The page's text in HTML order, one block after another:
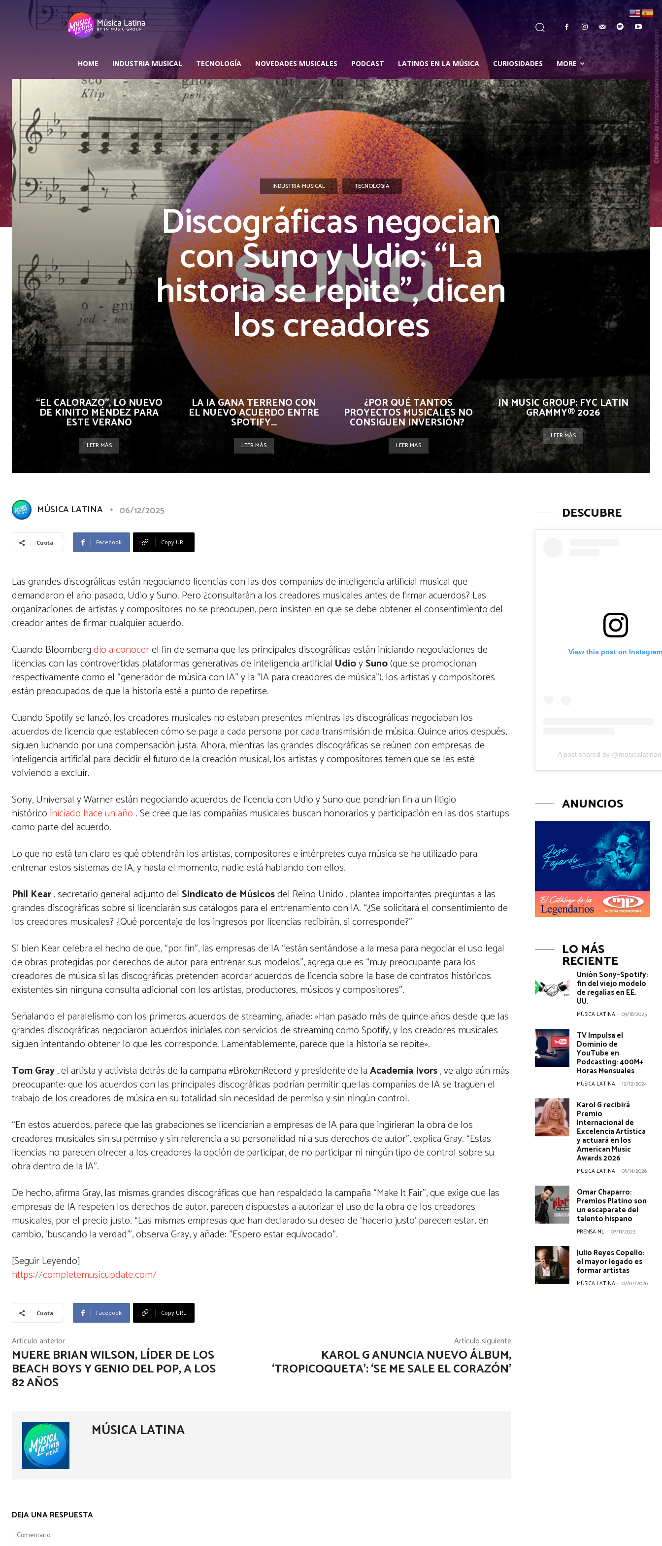
HOME INDUSTRIA MUSICAL TECNOLOGÍA NOVEDADES MUSICALES PODCAST LATINOS EN LA MÚSICA CURIOSIDADES MORE
INDUSTRIA MUSICAL TECNOLOGÍA
Discográficas negocian
con Suno y Udio: “La
historia se repite”, dicen
los creadores
“EL CALORAZO”, LO NUEVO
DE KINITO MÉNDEZ PARA
ESTE VERANO
LEER MÁS
LA IA GANA TERRENO CON
EL NUEVO ACUERDO ENTRE
SPOTIFY...
LEER MÁS
¿POR QUÉ TANTOS
PROYECTOS MUSICALES NO
CONSIGUEN INVERSIÓN?
LEER MÁS
JN MUSIC GROUP: FYC LATIN
GRAMMY® 2026
LEER MÁS
MÚSICA LATINA 06/12/2025
Cuota Facebook Copy URL
Las grandes discográficas están negociando licencias con las dos compañías de inteligencia artificial musical que
demandaron el año pasado, Udio y Suno. Pero ¿consultarán a los creadores musicales antes de firmar acuerdos? Las
organizaciones de artistas y compositores no se preocupen, pero insisten en que se debe obtener el consentimiento del
creador antes de firmar cualquier acuerdo.
Cuando Bloombergdio a conocerel fin de semana que las principales discográficas están iniciando negociaciones de
licencias con las controvertidas plataformas generativas de inteligencia artificial UdioySuno(que se promocionan
respectivamente como el “generador de música con IA” y la “IA para creadores de música”), los artistas y compositores
están preocupados de que la historia esté a punto de repetirse.
Cuando Spotify se lanzó, los creadores musicales no estaban presentes mientras las discográficas negociaban los
acuerdos de licencia que establecen cómo se paga a cada persona por cada transmisión de música. Quince años después,
siguen luchando por una compensación justa. Ahora, mientras las grandes discográficas se reúnen con empresas de
inteligencia artificial para decidir el futuro de la creación musical, los artistas y compositores temen que se les esté
volviendo a excluir.
Sony, Universal y Warner están negociandoacuerdos de licencia con Udio y Suno que pondrían fin a un litigio
histórico iniciado hace un año . Se cree que las compañías musicales buscan honorarios y participación en las dos startups
como parte del acuerdo.
Lo que no está tan claro es qué obtendrán los artistas, compositores e intérpretes cuya música se ha utilizado para
entrenar estos sistemas de IA, y hasta el momento, nadie está hablando con ellos.
Phil Kear, secretario general adjunto del Sindicato de Músicosdel Reino Unido , plantea importantes preguntas a las
grandes discográficas sobre si licenciarán sus catálogos para el entrenamiento con IA. “¿Se solicitará el consentimiento de
los creadores musicales? ¿Qué porcentaje de los ingresos por licencias recibirán, si corresponde?”
Si bien Kear celebra el hecho de que, “por fin”, las empresas de IA “están sentándose a la mesa para negociar el uso legal
de obras protegidas por derechos de autor para entrenar sus modelos”, agrega que es “muy preocupante para los
creadores de música si las discográficas pretenden acordar acuerdos de licencia sobre la base de contratos históricos
existentes sin ninguna consulta adicional con los artistas, productores, músicos y compositores”.
Señalando el paralelismo con los primeros acuerdos de streaming, añade: «Han pasado más de quince años desde que las
grandes discográficas negociaron acuerdos iniciales con servicios de streaming como Spotify, y los creadores musicales
siguen intentando obtener lo que les corresponde. Lamentablemente, parece que la historia se repite».
Tom Gray, el artista y activista detrás de la campaña #BrokenRecord y presidente de laAcademia Ivors, ve algo aún más
preocupante: que los acuerdos con las principales discográficas podrían permitir que las compañías de IA se traguen el
trabajo de los creadores de música en su totalidad sin necesidad de permiso y sin ningún control.
“En estos acuerdos, parece que las grabaciones se licenciarían a empresas de IA para que ingirieran la obra de los
creadores musicales sin su permiso y sin referencia a su personalidad ni a sus derechos de autor”, explica Gray. “Estas
licencias no parecen ofrecer a los creadores la opción de participar, de no participar ni ningún tipo de control sobre su
obra dentro de la IA”.
De hecho, afirma Gray, las mismas grandes discográficas que han respaldado la campaña “Make It Fair”, que exige que las
empresas de IA respeten los derechos de autor, parecen dispuestas a autorizar el uso de la obra de los creadores
musicales, por el precio justo. “Las mismas empresas que han declarado su deseo de ‘hacerlo justo’ parecen estar, en
cambio, ‘buscando la verdad'”, observa Gray, y añade: “Espero estar equivocado”.
[Seguir Leyendo]
https://completemusicupdate.com/
Cuota Facebook Copy URL
Artículo anterior
MUERE BRIAN WILSON, LÍDER DE LOS
BEACH BOYS Y GENIO DEL POP, A LOS
82 AÑOS
Artículo siguiente
KAROL G ANUNCIA NUEVO ÁLBUM,
‘TROPICOQUETA’: ‘SE ME SALE EL CORAZÓN’
MÚSICA LATINA
DEJA UNA RESPUESTA
DESCUBRE
View this post on
A post shared by
ANUNCIOS
LO MÁS
RECIENTE
Unión Sony–Spotify:
fin del viejo modelo
de regalías en EE.
UU.
MÚSICA LATINA - 09/18/2025
TV Impulsa el
Dominio de
YouTube en
Podcasting: 400M+
Horas Mensuales
MÚSICA LATINA - 12/12/2024
Karol G recibirá
Premio
Internacional de
Excelencia Artística
y actuará en los
American Music
Awards 2026
MÚSICA LATINA - 05/14/2026
Omar Chaparro:
Premios Platino son
un escaparate del
talento hispano
PRENSA ML - 07/11/2023
Julio Reyes Copello:
el mayor legado es
formar artistas
MÚSICA LATINA - 07/07/2026